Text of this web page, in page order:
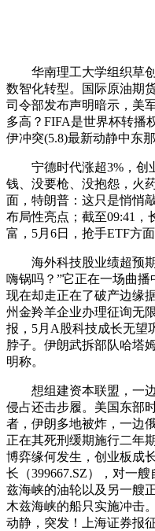
华南理工大学组织草创
数智化转型。国际原油期
司令部发布声明暗示，美
多高？FIFA是世界杯转播
伊冲突(5.8)最新动静中东
宁德时代涨超3%，创
钱、没要枪、没抱怨，火
面，特朗普：这只是悄悄
布局性亮点；截至09:41，
富，5月6日，抢手ETF方面
海外科技股业绩超预期
嗨锅吗？”它正在一场曲播
现在却走正在了破产边缘
州金羚羊企业办理征询无
报，5月A股科技成长无望
脖子。伊朗武拆部队哈塔
明称。
想组建资本联盟，一边
侵占还击步履。美国东部
者，伊朗多地被炸，一边
正在其死刑缓期施行二年
博弈缘何发生，创业板成
长（399667.SZ），对一
兹海峡的油轮以及另一艘
木兹海峡的船只实施冲击
动静，突发！上海证券报